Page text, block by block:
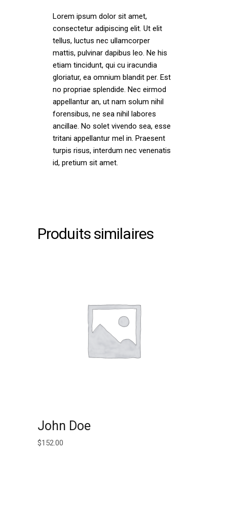
Lorem ipsum dolor sit amet,
consectetur adipiscing elit. Ut elit
tellus, luctus nec ullamcorper
mattis, pulvinar dapibus leo. Ne his
etiam tincidunt, qui cu iracundia
gloriatur, ea omnium blandit per. Est
no propriae splendide. Nec eirmod
appellantur an, ut nam solum nihil
forensibus, ne sea nihil labores
ancillae. No solet vivendo sea, esse
tritani appellantur mel in. Praesent
turpis risus, interdum nec venenatis
id, pretium sit amet.
Produits similaires
AJOUTER AU PANIER
John Doe
$152.00